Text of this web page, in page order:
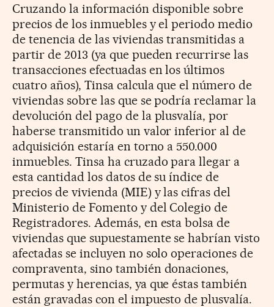
Cruzando la información disponible sobre
precios de los inmuebles y el periodo medio
de tenencia de las viviendas transmitidas a
partir de 2013 (ya que pueden recurrirse las
transacciones efectuadas en los últimos
cuatro años), Tinsa calcula que el número de
viviendas sobre las que se podría reclamar la
devolución del pago de la plusvalía, por
haberse transmitido un valor inferior al de
adquisición estaría en torno a 550.000
inmuebles. Tinsa ha cruzado para llegar a
esta cantidad los datos de su índice de
precios de vivienda (MIE) y las cifras del
Ministerio de Fomento y del Colegio de
Registradores. Además, en esta bolsa de
viviendas que supuestamente se habrían visto
afectadas se incluyen no solo operaciones de
compraventa, sino también donaciones,
permutas y herencias, ya que éstas también
están gravadas con el impuesto de plusvalía.